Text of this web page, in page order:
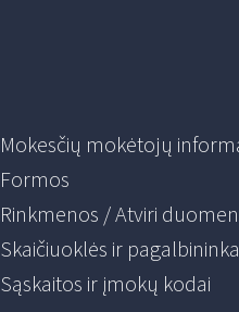
Mokesčių mokėtojų
Formos
Rinkmenos / Atviri
Skaičiuoklės ir
Sąskaitos ir įmokų kodai